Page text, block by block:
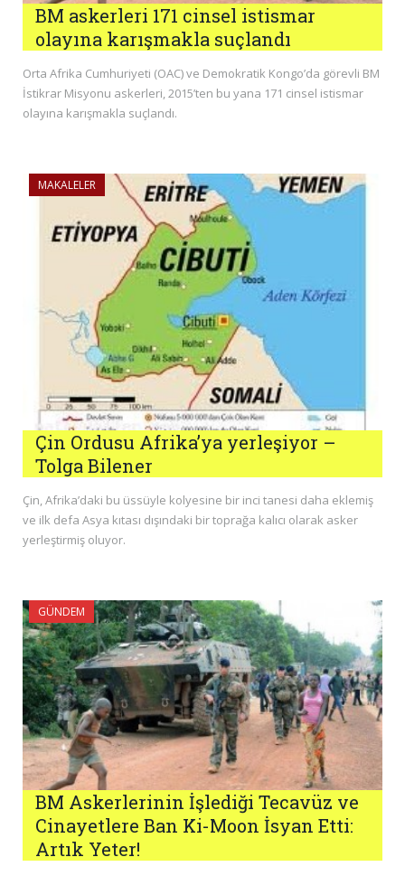
BM askerleri 171 cinsel istismar
olayına karışmakla suçlandı
Orta Afrika Cumhuriyeti (OAC) ve Demokratik Kongo’da görevli BM
İstikrar Misyonu askerleri, 2015’ten bu yana 171 cinsel istismar
olayına karışmakla suçlandı.
MAKALELER
Çin Ordusu Afrika’ya yerleşiyor –
Tolga Bilener
Çin, Afrika’daki bu üssüyle kolyesine bir inci tanesi daha eklemiş
ve ilk defa Asya kıtası dışındaki bir toprağa kalıcı olarak asker
yerleştirmiş oluyor.
GÜNDEM
BM Askerlerinin İşlediği Tecavüz ve
Cinayetlere Ban Ki-Moon İsyan Etti:
Artık Yeter!